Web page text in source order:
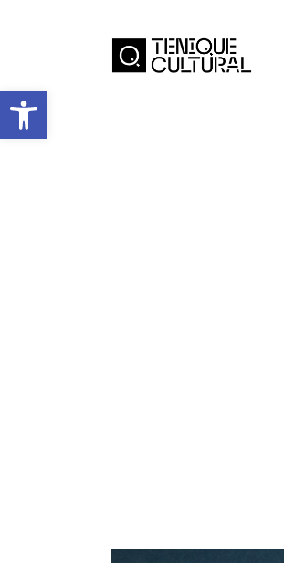
Abrir barra de herramientas